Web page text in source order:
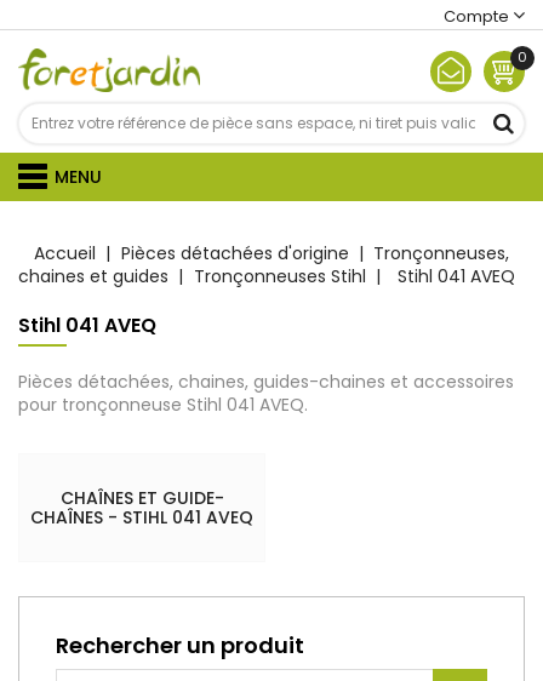
Compte
0
MENU
Accueil Pièces détachées d'origine
Tronçonneuses,
chaines et guides
Tronçonneuses Stihl Stihl 041 AVEQ
Stihl 041 AVEQ
Pièces détachées, chaines, guides-chaines et accessoires
pour tronçonneuse Stihl 041 AVEQ.
CHAÎNES ET GUIDE-
CHAÎNES - STIHL 041 AVEQ
Rechercher un produit